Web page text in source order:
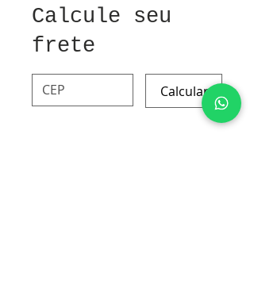
Calcule seu
frete
Calcular